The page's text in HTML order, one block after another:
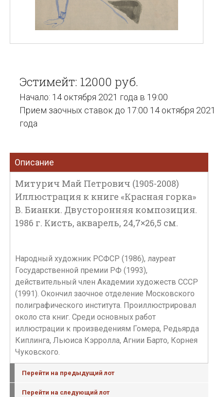
Эстимейт: 12000 руб.
Начало: 14 октября 2021 года в 19:00
Прием заочных ставок до 17:00 14 октября 2021
года
Описание
Митурич Май Петрович (1905-2008)
Иллюстрация к книге «Красная горка»
В. Бианки. Двусторонняя композиция.
1986 г. Кисть, акварель, 24,7×26,5 см.
Народный художник РСФСР (1986), лауреат
Государственной премии РФ (1993),
действительный член Академии художеств СССР
(1991). Окончил заочное отделение Московского
полиграфического института. Проиллюстрировал
около ста книг. Среди основных работ
иллюстрации к произведениям Гомера, Редьярда
Киплинга, Льюиса Кэрролла, Агнии Барто, Корнея
Чуковского.
Перейти на предыдущий лот
Перейти на следующий лот